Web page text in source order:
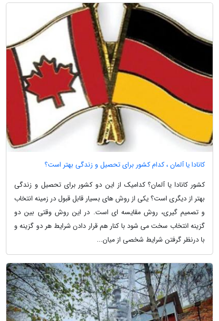
کانادا یا آلمان ، کدام کشور برای تحصیل و زندگی بهتر است؟
کشور کانادا یا آلمان؟ کدامیک از این دو کشور برای تحصیل و زندگی
بهتر از دیگری است؟ یکی از روش های بسیار قابل قبول در زمینه انتخاب
و تصمیم گیری، روش مقایسه ای است. در این روش وقتی بین دو
گزینه انتخاب سخت می شود با کنار هم قرار دادن شرایط هر دو گزینه و
با درنظر گرفتن شرایط شخصی از میان...